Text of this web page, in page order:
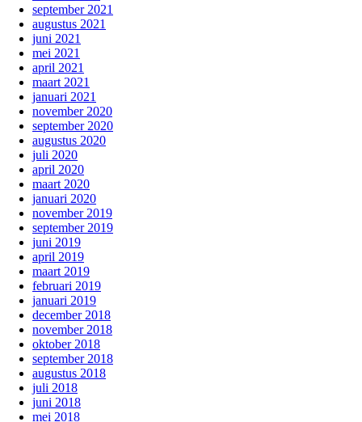
september 2021
augustus 2021
juni 2021
mei 2021
april 2021
maart 2021
januari 2021
november 2020
september 2020
augustus 2020
juli 2020
april 2020
maart 2020
januari 2020
november 2019
september 2019
juni 2019
april 2019
maart 2019
februari 2019
januari 2019
december 2018
november 2018
oktober 2018
september 2018
augustus 2018
juli 2018
juni 2018
mei 2018